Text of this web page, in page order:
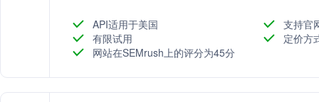
API适用于美国
支持官
有限试用
定价方
网站在SEMrush上的评分为45分